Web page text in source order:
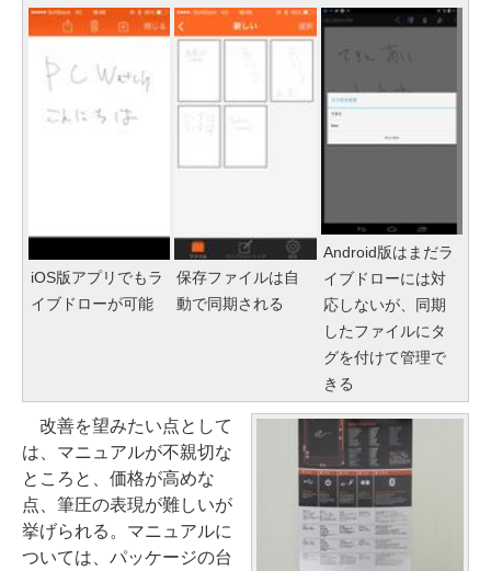
iOS版アプリでもラ
イブドローが可能
保存ファイルは自
動で同期される
Android版はまだラ
イブドローには対
応しないが、同期
したファイルにタ
グを付けて管理で
きる
改善を望みたい点として
は、マニュアルが不親切な
ところと、価格が高めな
点、筆圧の表現が難しいが
挙げられる。マニュアルに
ついては、パッケージの台